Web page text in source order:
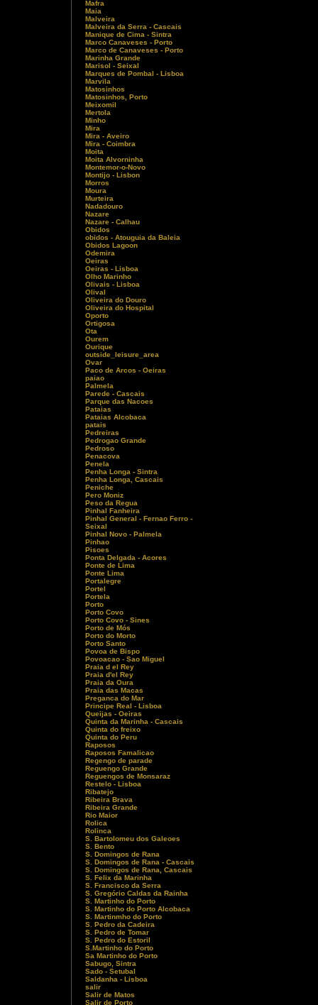
Mafra
Maia
Malveira
Malveira da Serra - Cascais
Manique de Cima - Sintra
Marco Canaveses - Porto
Marco de Canaveses - Porto
Marinha Grande
Marisol - Seixal
Marques de Pombal - Lisboa
Marvila
Matosinhos
Matosinhos, Porto
Meixomil
Mertola
Minho
Mira
Mira - Aveiro
Mira - Coimbra
Moita
Moita Alvorninha
Montemor-o-Novo
Montijo - Lisbon
Morros
Moura
Murteira
Nadadouro
Nazare
Nazare - Calhau
Obidos
obidos - Atouguia da Baleia
Obidos Lagoon
Odemira
Oeiras
Oeiras - Lisboa
Olho Marinho
Olivais - Lisboa
Olival
Oliveira do Douro
Oliveira do Hospital
Oporto
Ortigosa
Ota
Ourem
Ourique
outside_leisure_area
Ovar
Paco de Arcos - Oeiras
paiao
Palmela
Parede - Cascais
Parque das Nacoes
Pataias
Pataias Alcobaca
patais
Pedreiras
Pedrogao Grande
Pedroso
Penacova
Penela
Penha Longa - Sintra
Penha Longa, Cascais
Peniche
Pero Moniz
Peso da Regua
Pinhal Fanheira
Pinhal General - Fernao Ferro -
Seixal
Pinhal Novo - Palmela
Pinhao
Pisoes
Ponta Delgada - Acores
Ponte de Lima
Ponte Lima
Portalegre
Portel
Portela
Porto
Porto Covo
Porto Covo - Sines
Porto de Mós
Porto do Morto
Porto Santo
Povoa de Bispo
Povoacao - Sao Miguel
Praia d el Rey
Praia d'el Rey
Praia da Oura
Praia das Macas
Preganca do Mar
Principe Real - Lisboa
Queijas - Oeiras
Quinta da Marinha - Cascais
Quinta do freixo
Quinta do Peru
Raposos
Raposos Famalicao
Regengo de parade
Reguengo Grande
Reguengos de Monsaraz
Restelo - Lisboa
Ribatejo
Ribeira Brava
Ribeira Grande
Rio Maior
Rolica
Rolinca
S. Bartolomeu dos Galeoes
S. Bento
S. Domingos de Rana
S. Domingos de Rana - Cascais
S. Domingos de Rana, Cascais
S. Felix da Marinha
S. Francisco da Serra
S. Gregório Caldas da Rainha
S. Martinho do Porto
S. Martinho do Porto Alcobaca
S. Martinmho do Porto
S. Pedro da Cadeira
S. Pedro de Tomar
S. Pedro do Estoril
S.Martinho do Porto
Sa Martinho do Porto
Sabugo, Sintra
Sado - Setubal
Saldanha - Lisboa
salir
Salir de Matos
Salir de Porto